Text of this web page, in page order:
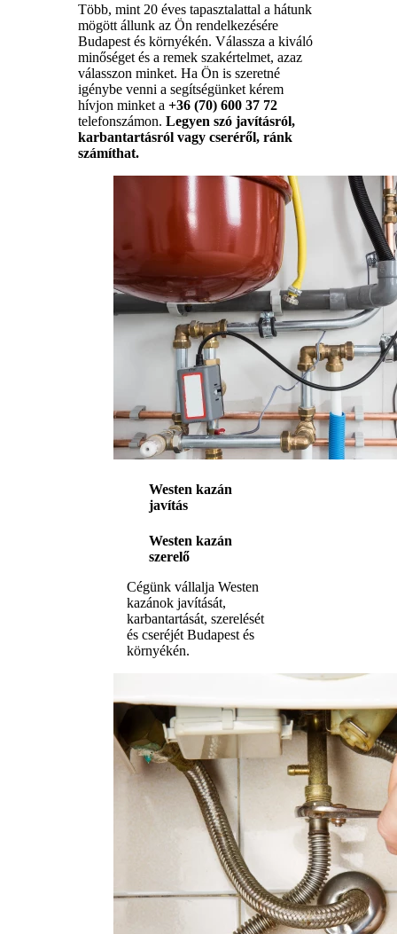
Több, mint 20 éves tapasztalattal a hátunk
mögött állunk az Ön rendelkezésére
Budapest és környékén. Válassza a kiváló
minőséget és a remek szakértelmet, azaz
válasszon minket. Ha Ön is szeretné
igénybe venni a segítségünket kérem
hívjon minket a +36 (70) 600 37 72
telefonszámon. Legyen szó javításról,
karbantartásról vagy cseréről, ránk
számíthat.
Westen kazán
javítás
Westen kazán
szerelő
Cégünk vállalja Westen
kazánok javítását,
karbantartását, szerelését
és cseréjét Budapest és
környékén.